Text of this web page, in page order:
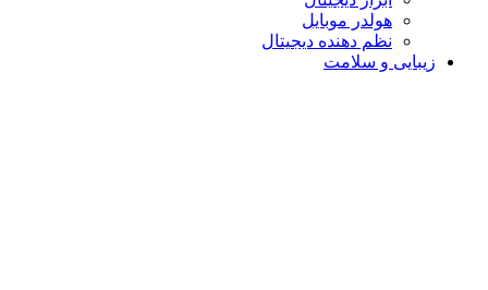
هولدر موبایل
نظم دهنده دیجیتال
زیبایی و سلامت